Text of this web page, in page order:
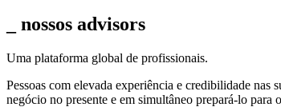
_ nossos advisors
Uma plataforma global de profissionais.
Pessoas com elevada experiência e credibilidade nas
negócio no presente e em simultâneo prepará-lo para